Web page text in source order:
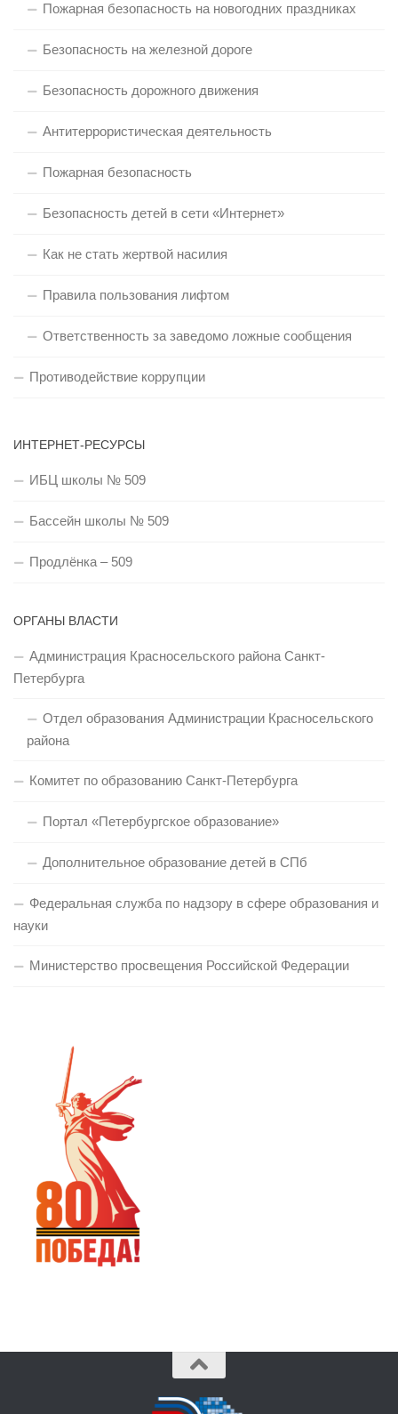
Пожарная безопасность на новогодних праздниках
Безопасность на железной дороге
Безопасность дорожного движения
Антитеррористическая деятельность
Пожарная безопасность
Безопасность детей в сети «Интернет»
Как не стать жертвой насилия
Правила пользования лифтом
Ответственность за заведомо ложные сообщения
Противодействие коррупции
ИНТЕРНЕТ-РЕСУРСЫ
ИБЦ школы № 509
Бассейн школы № 509
Продлёнка – 509
ОРГАНЫ ВЛАСТИ
Администрация Красносельского района Санкт-
Петербурга
Отдел образования Администрации Красносельского
района
Комитет по образованию Санкт-Петербурга
Портал «Петербургское образование»
Дополнительное образование детей в СПб
Федеральная служба по надзору в сфере образования и
науки
Министерство просвещения Российской Федерации